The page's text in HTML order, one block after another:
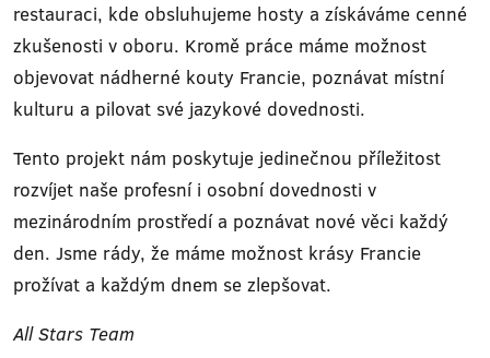
restauraci, kde obsluhujeme hosty a získáváme cenné
zkušenosti v oboru. Kromě práce máme možnost
objevovat nádherné kouty Francie, poznávat místní
kulturu a pilovat své jazykové dovednosti.
Tento projekt nám poskytuje jedinečnou příležitost
rozvíjet naše profesní i osobní dovednosti v
mezinárodním prostředí a poznávat nové věci každý
den. Jsme rády, že máme možnost krásy Francie
prožívat a každým dnem se zlepšovat.
All Stars Team